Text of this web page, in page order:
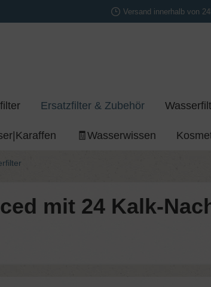
Versand innerhalb von
Ersatzfilter & Zubehör
🧾Wasserwissen
mit 24 Kalk-​